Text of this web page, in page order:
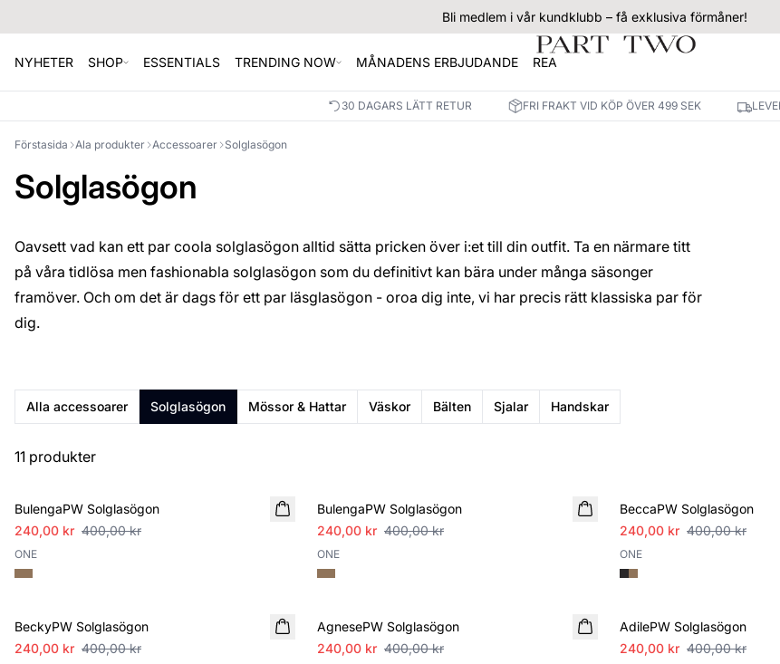
Bli medlem i vår kundklubb – få exklusiva förmåner!
NYHETER SHOP ESSENTIALS TRENDING NOW MÅNADENS ERBJUDANDE REA
30 DAGARS LÄTT RETUR FRI FRAKT VID KÖP ÖVER 499 SEK
Förstasida Ala produkter Accessoarer Solglasögon
Solglasögon
Oavsett vad kan ett par coola solglasögon alltid sätta pricken över i:et till din outfit. Ta en närmare titt
på våra tidlösa men fashionabla solglasögon som du definitivt kan bära under många säsonger
framöver. Och om det är dags för ett par läsglasögon - oroa dig inte, vi har precis rätt klassiska par för
dig.
Alla accessoarer Solglasögon Mössor & Hattar Väskor Bälten Sjalar Handskar
11 produkter
SALE
BulengaPW Solglasögon
240,00 kr 400,00 kr
ONE
BulengaPW Solglasögon
240,00 kr 400,00 kr
ONE
BeccaPW Solglasögon
240,00 kr 400,00 kr
ONE
BeckyPW Solglasögon
240,00 kr 400,00 kr
AgnesePW Solglasögon
240,00 kr 400,00 kr
AdilePW Solglasögon
240,00 kr 400,00 kr